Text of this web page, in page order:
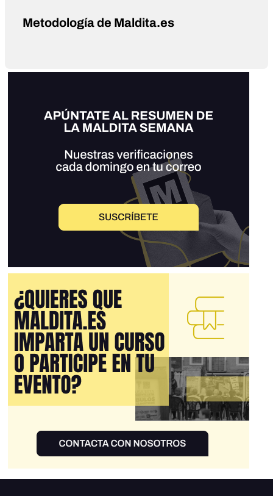
Metodología de Maldita.es